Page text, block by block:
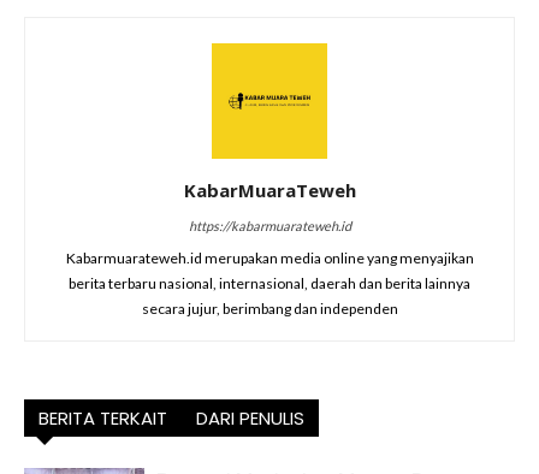
KabarMuaraTeweh
https://kabarmuarateweh.id
Kabarmuarateweh.id merupakan media online yang menyajikan
berita terbaru nasional, internasional, daerah dan berita lainnya
secara jujur, berimbang dan independen
BERITA TERKAIT DARI PENULIS